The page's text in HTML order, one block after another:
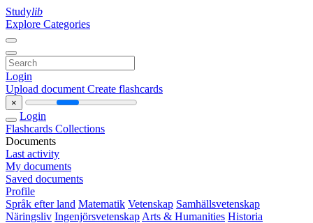
Studylib
Explore Categories
Login
Upload document Create flashcards
×
Login
Flashcards Collections
Documents
Last activity
My documents
Saved documents
Profile
Språk efter land Matematik Vetenskap Samhällsvetenskap
Näringsliv Ingenjörsvetenskap Arts & Humanities Historia